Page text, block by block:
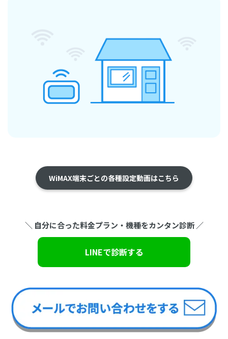
WiMAX端末ごとの各種設定動画はこちら
＼ 自分に合った料金プラン・機種をカンタン診断 ／
LINEで診断する